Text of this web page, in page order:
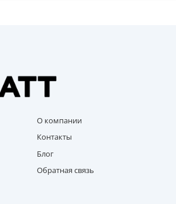
О компании
Контакты
Блог
Обратная связь